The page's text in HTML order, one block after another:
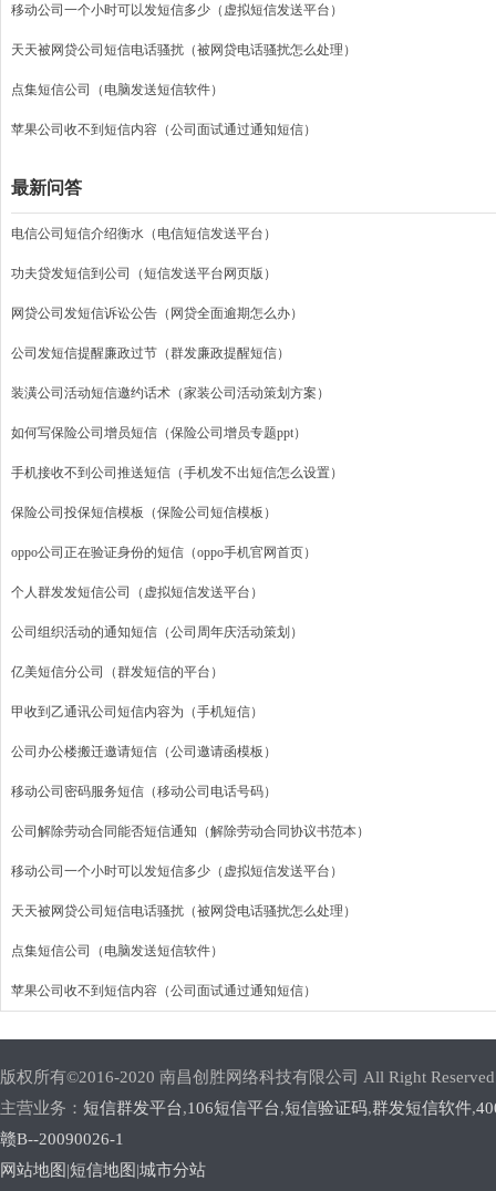
移动公司一个小时可以发短信多少（虚拟短信发送平台）
天天被网贷公司短信电话骚扰（被网贷电话骚扰怎么处理）
点集短信公司（电脑发送短信软件）
苹果公司收不到短信内容（公司面试通过通知短信）
最新问答
电信公司短信介绍衡水（电信短信发送平台）
功夫贷发短信到公司（短信发送平台网页版）
网贷公司发短信诉讼公告（网贷全面逾期怎么办）
公司发短信提醒廉政过节（群发廉政提醒短信）
装潢公司活动短信邀约话术（家装公司活动策划方案）
如何写保险公司增员短信（保险公司增员专题ppt）
手机接收不到公司推送短信（手机发不出短信怎么设置）
保险公司投保短信模板（保险公司短信模板）
oppo公司正在验证身份的短信（oppo手机官网首页）
个人群发发短信公司（虚拟短信发送平台）
公司组织活动的通知短信（公司周年庆活动策划）
亿美短信分公司（群发短信的平台）
甲收到乙通讯公司短信内容为（手机短信）
公司办公楼搬迁邀请短信（公司邀请函模板）
移动公司密码服务短信（移动公司电话号码）
公司解除劳动合同能否短信通知（解除劳动合同协议书范本）
移动公司一个小时可以发短信多少（虚拟短信发送平台）
天天被网贷公司短信电话骚扰（被网贷电话骚扰怎么处理）
点集短信公司（电脑发送短信软件）
苹果公司收不到短信内容（公司面试通过通知短信）
版权所有©2016-2020 南昌创胜网络科技有限公司 All Right Reserved
主营业务： 短信群发平台,106短信平台,短信验证码,群发短信软件,
赣B--20090026-1
网站地图|短信地图|城市分站